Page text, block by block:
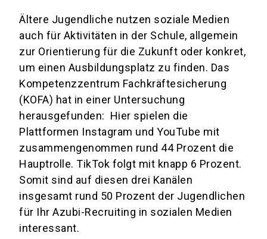
Ältere Jugendliche nutzen soziale Medien
auch für Aktivitäten in der Schule, allgemein
zur Orientierung für die Zukunft oder konkret,
um einen Ausbildungsplatz zu finden. Das
Kompetenzzentrum Fachkräftesicherung
(KOFA) hat in einer Untersuchung
herausgefunden: Hier spielen die
Plattformen Instagram und YouTube mit
zusammengenommen rund 44 Prozent die
Hauptrolle. TikTok folgt mit knapp 6 Prozent.
Somit sind auf diesen drei Kanälen
insgesamt rund 50 Prozent der Jugendlichen
für Ihr Azubi-Recruiting in sozialen Medien
interessant.